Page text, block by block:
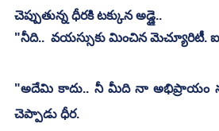
చెప్పుతున్న ధీరకి టక్కున అడ్డై..
"నీది..  వయస్సుకు మించిన మెచ్యూరిటీ. ఐ
"అదేమి కాదు.. నీ మీది నా అభిప్రాయం
చెప్పాడు ధీర.